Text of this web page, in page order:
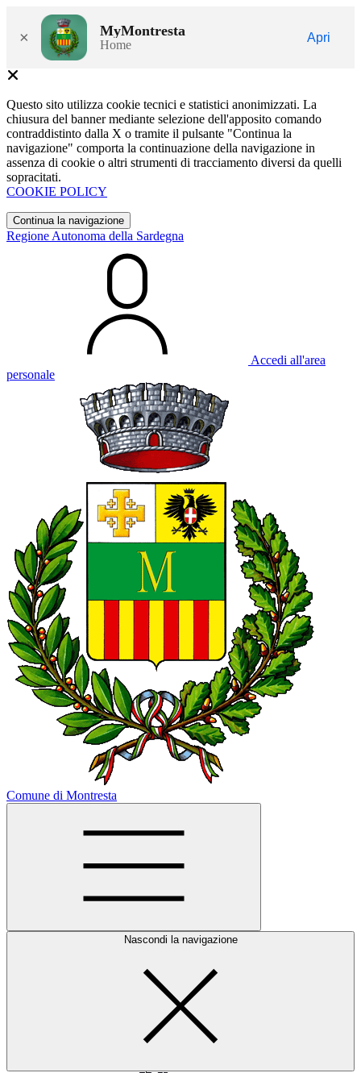
× MyMontresta
Home
Apri
Questo sito utilizza cookie tecnici e statistici anonimizzati. La
chiusura del banner mediante selezione dell'apposito comando
contraddistinto dalla X o tramite il pulsante "Continua la
navigazione" comporta la continuazione della navigazione in
assenza di cookie o altri strumenti di tracciamento diversi da quelli
sopracitati.
COOKIE POLICY
Continua la navigazione
Regione Autonoma della Sardegna
Accedi all'area
personale
Comune di Montresta
Nascondi la navigazione